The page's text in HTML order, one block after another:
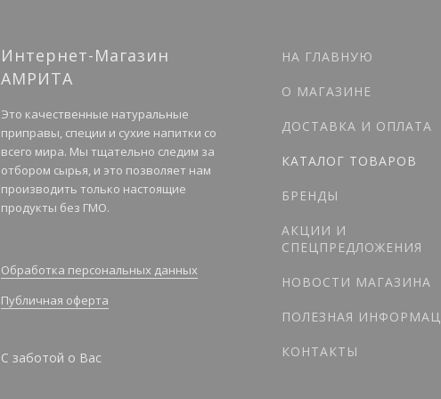
Интернет-Магазин
АМРИТА
Это качественные натуральные
приправы, специи и сухие напитки со
всего мира. Мы тщательно следим за
отбором сырья, и это позволяет нам
производить только настоящие
продукты без ГМО.
Обработка персональных данных
Публичная оферта
С заботой о Вас
НА ГЛАВНУЮ
О МАГАЗИНЕ
ДОСТАВКА И ОПЛАТА
КАТАЛОГ ТОВАРОВ
БРЕНДЫ
АКЦИИ И
СПЕЦПРЕДЛОЖЕНИЯ
НОВОСТИ МАГАЗИНА
ПОЛЕЗНАЯ
КОНТАКТЫ